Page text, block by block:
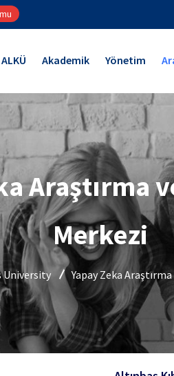
ALKÜ Akademik Yönetim
Araştırma
Merkezi
University Yapay Zeka